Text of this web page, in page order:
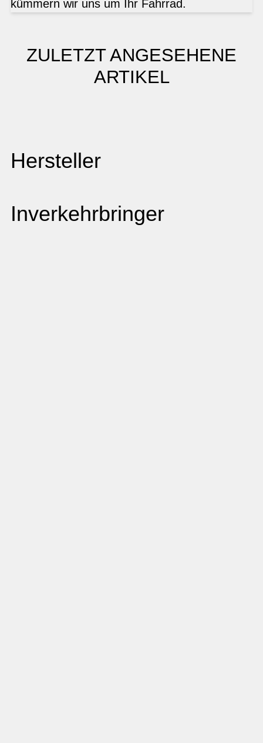
kümmern wir uns um Ihr Fahrrad.
ZULETZT ANGESEHENE
ARTIKEL
Hersteller
Inverkehrbringer